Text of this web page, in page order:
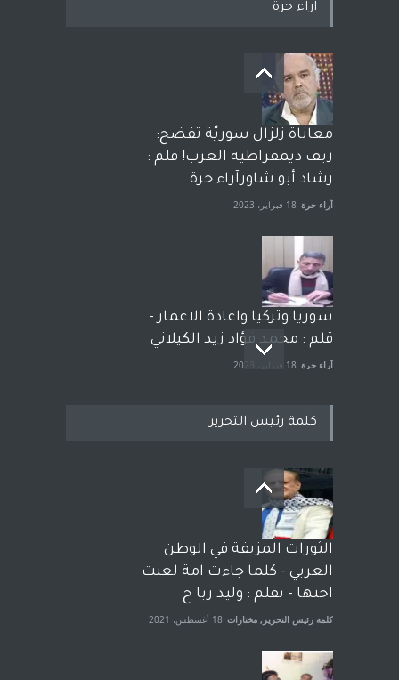
اراء حرة
معاناة زلزال سوريّة تفضح:
زيف ديمقراطية الغرب! قلم :
رشاد أبو شاورآراء حرة ..
آراء حرة 18 فبراير، 2023
سوريا وتركيا واعادة الاعمار -
قلم : محمد فؤاد زيد الكيلاني
آراء حرة 18 فبراير، 2023
بعد معارك قضائية طاحنة كتب
وترافع فيها بنفسه مرة اخرى..
الشيخ طارق يوسف يقهر
الحكومة الأمريكية ، فأعطوه
الجنسية عن يد وهم صاغرون،
آراء حرة مختارات 7 أبريل، 2023
كلمة رئيس التحرير
الثورات المزيفة في الوطن
العربي - كلما جاءت امة لعنت
اختها - بقلم : وليد ربا ح
كلمة رئيس التحرير , مختارات 18 أغسطس، 2021